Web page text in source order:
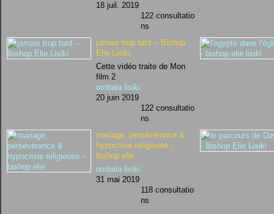
18 juil. 2019
122 consultatio
ns
jamais trop tard -- Bishop
Elie Lisiki
Cette vidéo traite de Mon
film 2
ombala lisiki
20 juin 2019
122 consultatio
ns
mariage, persévérance &
hypocrisie religieuse -
bishop elie
ombala lisiki
31 mai 2019
118 consultatio
ns